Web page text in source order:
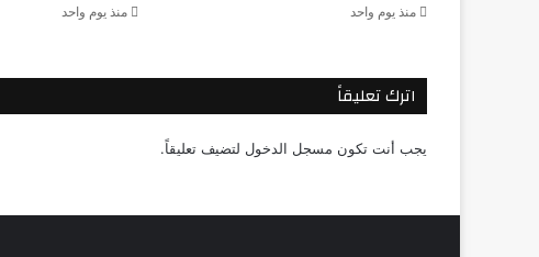
منذ يوم واحد منذ يوم واحد
اترك تعليقاً
يجب أنت تكون مسجل الدخول لتضيف تعليقاً.